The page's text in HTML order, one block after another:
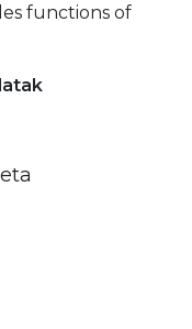
functions of